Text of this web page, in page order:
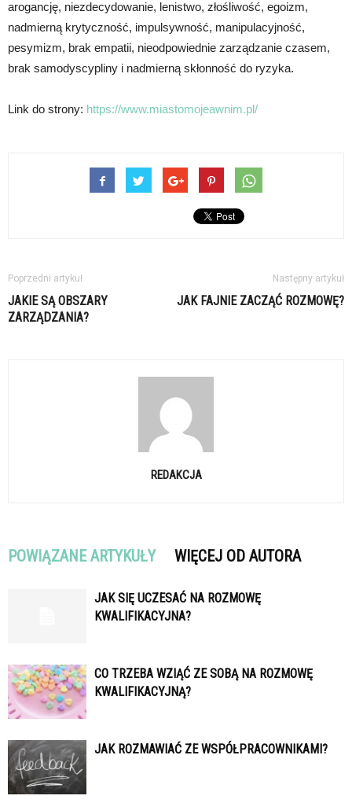
arogancję, niezdecydowanie, lenistwo, złośliwość, egoizm,
nadmierną krytyczność, impulsywność, manipulacyjność,
pesymizm, brak empatii, nieodpowiednie zarządzanie czasem,
brak samodyscypliny i nadmierną skłonność do ryzyka.
Link do strony: https://www.miastomojeawnim.pl/
Poprzedni artykuł
JAKIE SĄ OBSZARY
ZARZĄDZANIA?
Następny artykuł
JAK FAJNIE ZACZĄĆ ROZMOWĘ?
REDAKCJA
POWIĄZANE ARTYKUŁY WIĘCEJ OD AUTORA
JAK SIĘ UCZESAĆ NA ROZMOWĘ
KWALIFIKACYJNA?
CO TRZEBA WZIĄĆ ZE SOBĄ NA ROZMOWĘ
KWALIFIKACYJNĄ?
JAK ROZMAWIAĆ ZE WSPÓŁPRACOWNIKAMI?